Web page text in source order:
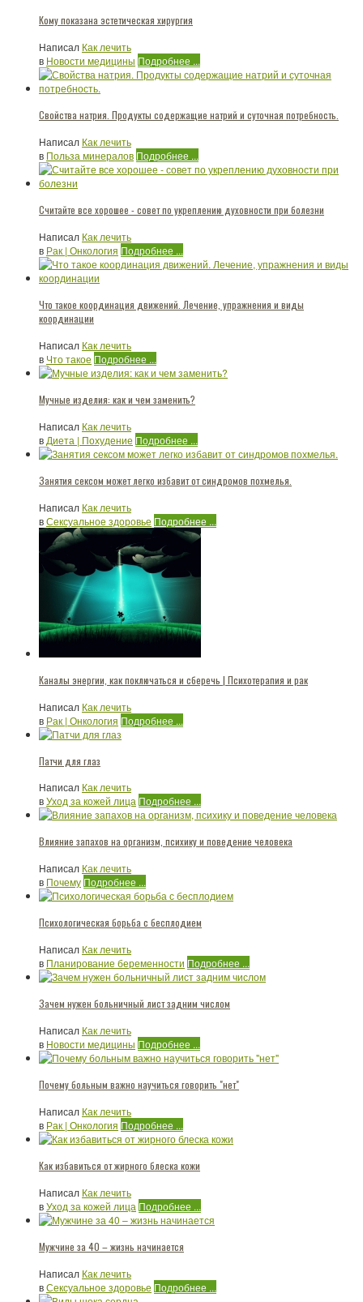
Кому показана эстетическая хирургия
Написал Как лечить
в Новости медицины Подробнее ...
Свойства натрия. Продукты содержащие натрий и суточная потребность.
Написал Как лечить
в Польза минералов Подробнее ...
Считайте все хорошее - совет по укреплению духовности при болезни
Написал Как лечить
в Рак | Онкология Подробнее ...
Что такое координация движений. Лечение, упражнения и виды
координации
Написал Как лечить
в Что такое Подробнее ...
Мучные изделия: как и чем заменить?
Написал Как лечить
в Диета | Похудение Подробнее ...
Занятия сексом может легко избавит от синдромов похмелья.
Написал Как лечить
вСексуальное здоровье Подробнее ...
Каналы энергии, как поключаться и сберечь | Психотерапия и рак
Написал Как лечить
в Рак | Онкология Подробнее ...
Патчи для глаз
Написал Как лечить
вУход за кожей лица Подробнее ...
Влияние запахов на организм, психику и поведение человека
Написал Как лечить
в Почему Подробнее ...
Психологическая борьба с бесплодием
Написал Как лечить
в Планирование беременности Подробнее ...
Зачем нужен больничный лист задним числом
Написал Как лечить
в Новости медицины Подробнее ...
Почему больным важно научиться говорить "нет"
Написал Как лечить
в Рак | Онкология Подробнее ...
Как избавиться от жирного блеска кожи
Написал Как лечить
вУход за кожей лица Подробнее ...
Мужчине за 40 – жизнь начинается
Написал Как лечить
вСексуальное здоровье Подробнее ...